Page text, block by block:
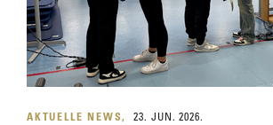
AKTUELLE NEWS 23. JUN. 2026.